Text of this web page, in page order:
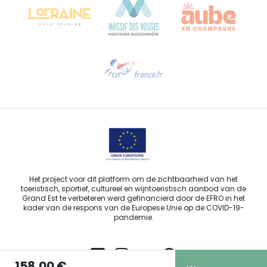
Stuur ons een e-mail
Het project voor dit platform om de zichtbaarheid van het
toeristisch, sportief, cultureel en wijntoeristisch aanbod van de
Grand Est te verbeteren werd gefinancierd door de EFRO in het
kader van de respons van de Europese Unie op de COVID-19-
pandemie.